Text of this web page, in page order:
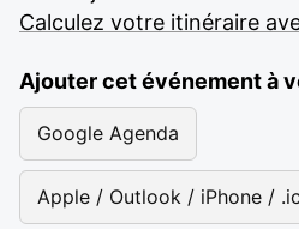
Calculez votre itinéraire
Ajouter cet événement à
Google Agenda
Apple / Outlook / iPhone /